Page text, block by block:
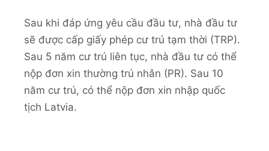
Sau khi đáp ứng yêu cầu đầu tư, nhà đầu tư
sẽ được cấp giấy phép cư trú tạm thời (TRP).
Sau 5 năm cư trú liên tục, nhà đầu tư có thể
nộp đơn xin thường trú nhân (PR). Sau 10
năm cư trú, có thể nộp đơn xin nhập quốc
tịch Latvia.